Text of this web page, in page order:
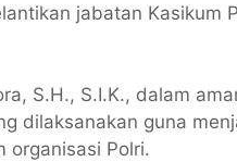
jabatan Kasikum
S.H., S.I.K., dalam
dilaksanakan guna
organisasi Polri.